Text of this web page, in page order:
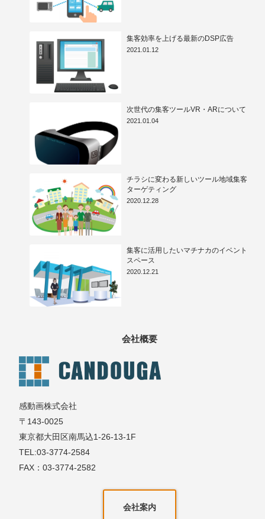
集客効率を上げる最新のDSP広告
2021.01.12
次世代の集客ツールVR・ARについて
2021.01.04
チラシに変わる新しいツール地域集客
ターゲティング
2020.12.28
集客に活用したいマチナカのイベント
スペース
2020.12.21
会社概要
感動画株式会社
〒143-0025
東京都大田区南馬込1-26-13-1F
TEL:03-3774-2584
FAX：03-3774-2582
会社案内